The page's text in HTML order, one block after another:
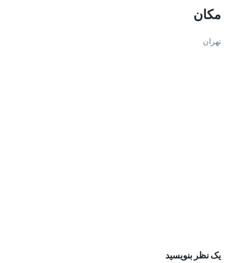
مکان
تهران
یک نظر بنویسید